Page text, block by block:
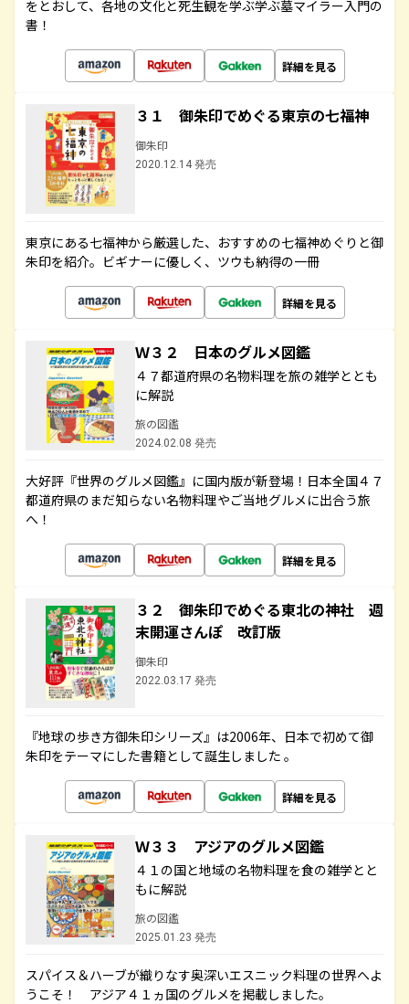
をとおして、各地の文化と死生観を学ぶ学ぶ墓マイラー入門の
書！
詳細を見る
３１ 御朱印でめぐる東京の七福神
御朱印
2020.12.14 発売
東京にある七福神から厳選した、おすすめの七福神めぐりと御
朱印を紹介。ビギナーに優しく、ツウも納得の一冊
詳細を見る
Ｗ３２ 日本のグルメ図鑑
４７都道府県の名物料理を旅の雑学ととも
に解説
旅の図鑑
2024.02.08 発売
大好評『世界のグルメ図鑑』に国内版が新登場！日本全国４７
都道府県のまだ知らない名物料理やご当地グルメに出合う旅
へ！
詳細を見る
３２ 御朱印でめぐる東北の神社 週
末開運さんぽ 改訂版
御朱印
2022.03.17 発売
『地球の歩き方御朱印シリーズ』は2006年、日本で初めて御
朱印をテーマにした書籍として誕生しました 。
詳細を見る
Ｗ３３ アジアのグルメ図鑑
４１の国と地域の名物料理を食の雑学とと
もに解説
旅の図鑑
2025.01.23 発売
スパイス＆ハーブが織りなす奥深いエスニック料理の世界へよ
うこそ！ アジア４１ヵ国のグルメを掲載しました。